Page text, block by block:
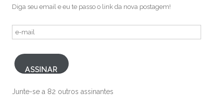
Diga seu email e eu te passo o link da nova postagem!
e-
ASSINAR
Junte-se a 82 outros assinantes